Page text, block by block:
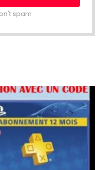
spam